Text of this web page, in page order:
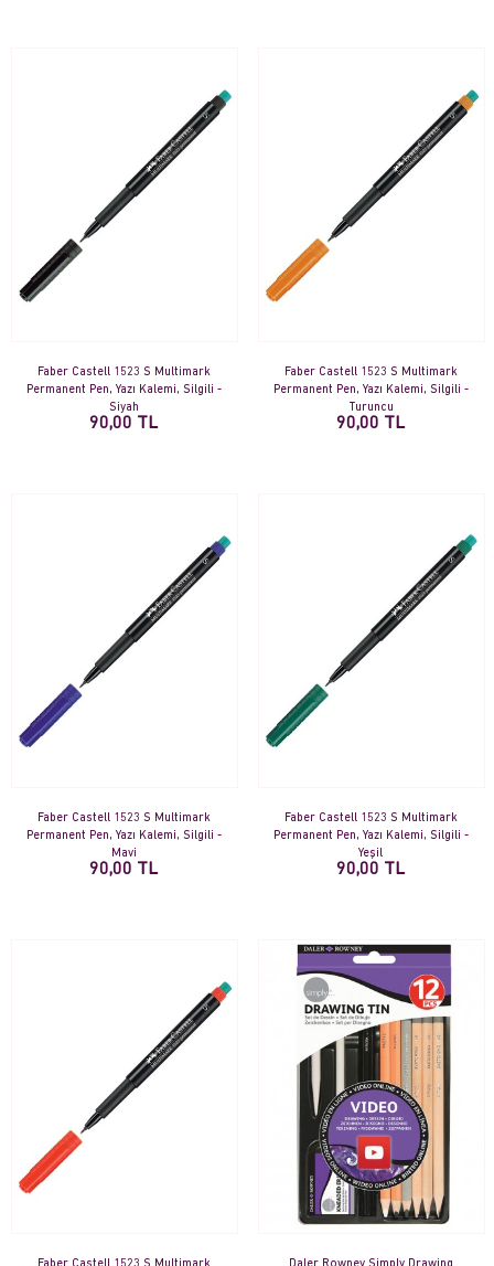
Faber Castell 1523 S Multimark
Permanent Pen, Yazı Kalemi, Silgili -
Siyah
90,00 TL
Faber Castell 1523 S Multimark
Permanent Pen, Yazı Kalemi, Silgili -
Turuncu
90,00 TL
Faber Castell 1523 S Multimark
Permanent Pen, Yazı Kalemi, Silgili -
Mavi
90,00 TL
Faber Castell 1523 S Multimark
Permanent Pen, Yazı Kalemi, Silgili -
Yeşil
90,00 TL